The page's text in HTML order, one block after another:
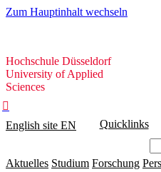
Zum Hauptinhalt wechseln
Hochschule
Düsseldorf
Hochschule Düsseldorf
University of Applied
Sciences

English site EN Quicklinks
Aktuelles Studium Forschung